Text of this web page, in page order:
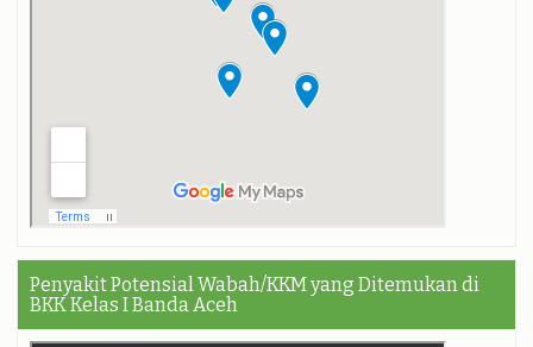
Penyakit Potensial Wabah/KKM yang Ditemukan di
BKK Kelas I Banda Aceh